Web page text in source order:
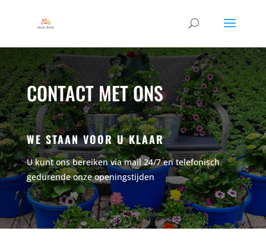
CONTACT MET ONS
WE STAAN VOOR U KLAAR
U kunt ons bereiken via mail 24/7 en telefonisch
gedurende onze openingstijden